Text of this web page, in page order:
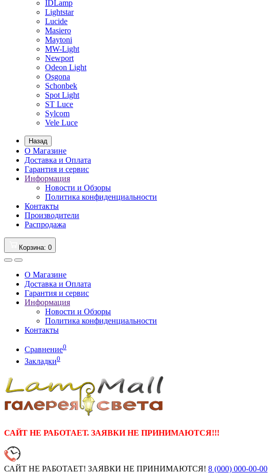
IDLamp
Lightstar
Lucide
Masiero
Maytoni
MW-Light
Newport
Odeon Light
Osgona
Schonbek
Spot Light
ST Luce
Sylcom
Vele Luce
Назад
О Магазине
Доставка и Оплата
Гарантия и сервис
Информация
Новости и Обзоры
Политика конфиденциальности
Контакты
Производители
Распродажа
Корзина: 0
О Магазине
Доставка и Оплата
Гарантия и сервис
Информация
Новости и Обзоры
Политика конфиденциальности
Контакты
Сравнение0
Закладки0
САЙТ НЕ РАБОТАЕТ. ЗАЯВКИ НЕ ПРИНИМАЮТСЯ!!!
САЙТ НЕ РАБОТАЕТ! ЗАЯВКИ НЕ ПРИНИМАЮТСЯ! 8 (000) 000-00-00